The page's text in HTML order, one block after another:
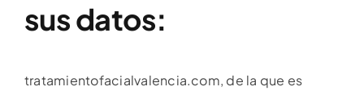
sus datos:
tratamientofacialvalencia.com, de la que es